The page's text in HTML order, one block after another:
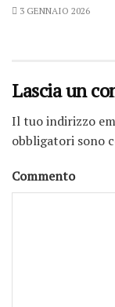
3 GENNAIO 2026
Lascia un
Il tuo indirizzo
obbligatori sono
Commento